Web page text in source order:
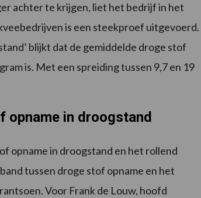
achter te krijgen, liet het bedrijf in het
is een steekproef uitgevoerd.
blijkt dat de gemiddelde droge stof
is. Met een spreiding tussen 9,7 en 19
opname in droogstand
opname in droogstand en het rollend
tussen droge stof opname en het
Voor Frank de Louw, hoofd